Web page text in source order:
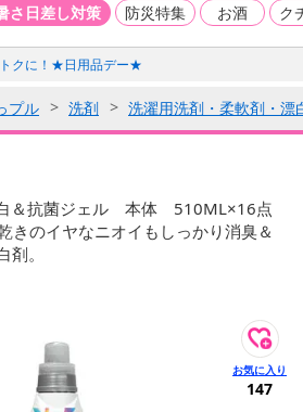
さ日差し対策 防災特集 お酒 ク
クに！★日用品デー★
プル 洗剤 洗濯用洗剤・柔軟剤・漂
＆抗菌ジェル 本体 510ML×16点
きのイヤなニオイもしっかり消臭＆
。
147